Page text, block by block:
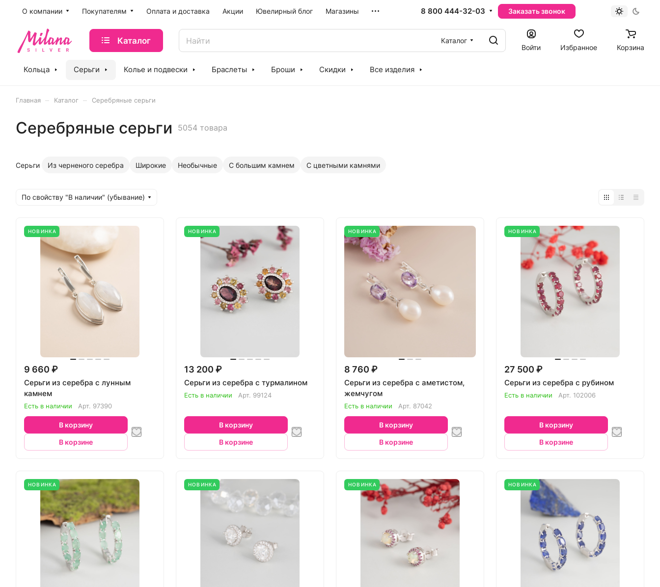
O компании Покупателям Оплата и доставка Акции Ювелирный блог Магазины 8 800 444-32-03 Заказать звонок
Каталог
Каталог
Войти
Избранное Корзина
Кольца Серьги Колье и подвески Браслеты Броши Скидки Все изделия
Главная Каталог Серебряные серьги
Серебряные серьги 5054 товара
Серьги Из черненого серебра Широкие Необычные С большим камнем С цветными камнями
По свойству "В наличии" (убывание)
НОВИНКА
9 660 ₽
Серьги из серебра с лунным
камнем
Есть в наличии Арт. 97390
В корзину
В корзине
НОВИНКА
13 200 ₽
Серьги из серебра с турмалином
Есть в наличии Арт. 99124
В корзину
В корзине
НОВИНКА
8 760 ₽
Серьги из серебра с аметистом,
жемчугом
Есть в наличии Арт. 87042
В корзину
В корзине
НОВИНКА
27 500 ₽
Серьги из серебра с рубином
Есть в наличии Арт. 102006
В корзину
В корзине
НОВИНКА НОВИНКА НОВИНКА НОВИНКА